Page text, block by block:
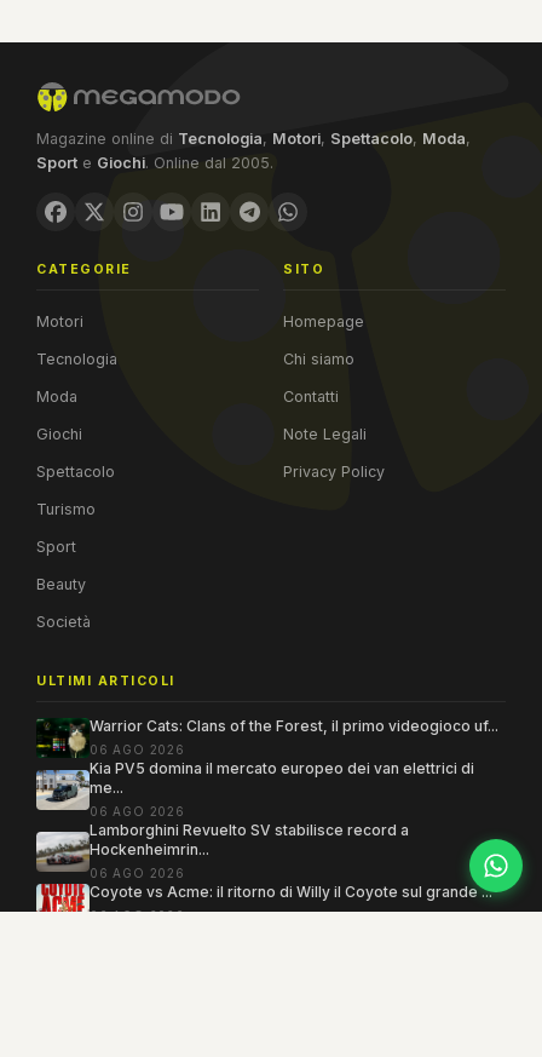
Magazine online di Tecnologia, Motori, Spettacolo, Moda,
Sport e Giochi. Online dal 2005.
CATEGORIE
Motori
Tecnologia
Moda
Giochi
Spettacolo
Turismo
Sport
Beauty
Società
SITO
Homepage
Chi siamo
Contatti
Note Legali
Privacy Policy
ULTIMI ARTICOLI
Warrior Cats: Clans of the Forest, il primo videogioco uf...
06 AGO 2026
Kia PV5 domina il mercato europeo dei van elettrici di
me...
06 AGO 2026
Lamborghini Revuelto SV stabilisce record a
Hockenheimrin...
06 AGO 2026
Coyote vs Acme: il ritorno di Willy il Coyote sul grande ...
06 AGO 2026